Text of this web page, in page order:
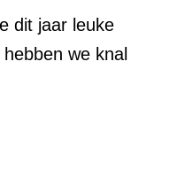
dit jaar leuke
we knal